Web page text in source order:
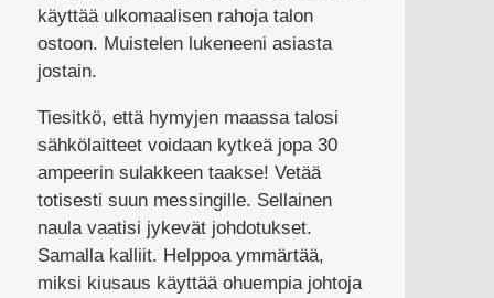
käyttää ulkomaalisen rahoja talon
ostoon. Muistelen lukeneeni asiasta
jostain.
Tiesitkö, että hymyjen maassa talosi
sähkölaitteet voidaan kytkeä jopa 30
ampeerin sulakkeen taakse! Vetää
totisesti suun messingille. Sellainen
naula vaatisi jykevät johdotukset.
Samalla kalliit. Helppoa ymmärtää,
miksi kiusaus käyttää ohuempia johtoja